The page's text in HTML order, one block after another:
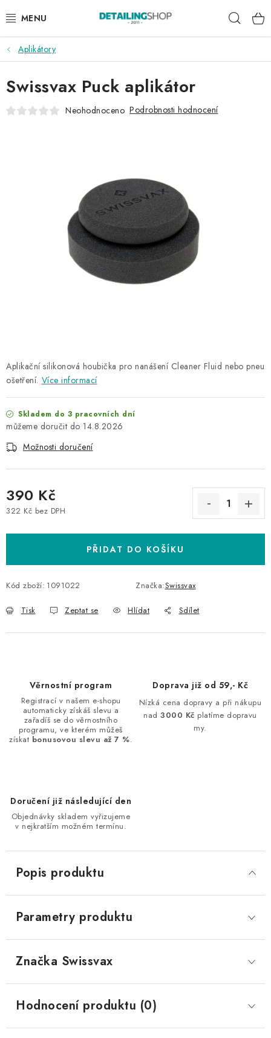
na
AKCE
NOVINKY
EXTERIÉR
DÁRKOVÉ SADY A POUKAZY
BYDLENÍ
Věrnostní program
Všeobecné obchodní podmínky
Podmínky ochrany osobních údajů
Aplikátory
Aplikační silikonová houbička pro nanášení Cleaner Fluid nebo pneu
ošetření. Více informací
Skladem do 3 pracovních dní
14.8.2026
Možnosti doručení
390 Kč
322 Kč bez DPH
PŘIDAT DO KOŠÍKU
Kód zboží: 1091022 Značka:Swissvax
Tisk Zeptat se Hlídat Sdílet
Swissvax Puck aplikátor
Neohodnoceno Podrobnosti hodnocení
Věrnostní program
Registrací v našem e-shopu
automaticky získáš slevu a
zařadíš se do věrnostního
programu, ve kterém můžeš
získat bonusovou slevu až 7 %.
Doprava již od 59,- Kč
Nízká cena dopravy a při nákupu
nad3000 Kč platíme dopravu
my.
Doručení již následující den
Objednávky skladem vyřizujeme
v nejkratším možném termínu.
Popis produktu
Parametry produktu
Značka Swissvax
Hodnocení produktu (0)